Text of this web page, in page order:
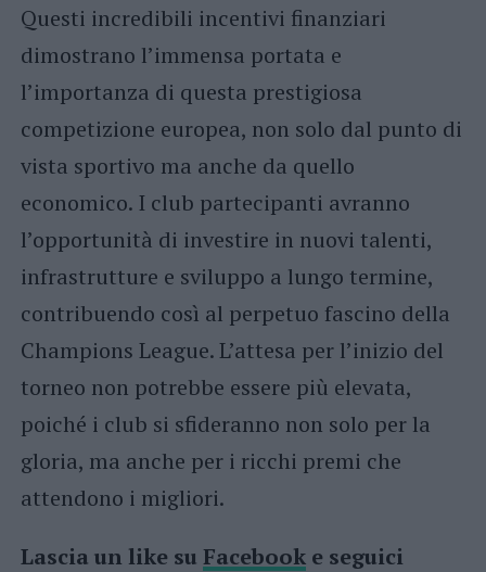
Questi incredibili incentivi finanziari
dimostrano l’immensa portata e
l’importanza di questa prestigiosa
competizione europea, non solo dal punto di
vista sportivo ma anche da quello
economico. I club partecipanti avranno
l’opportunità di investire in nuovi talenti,
infrastrutture e sviluppo a lungo termine,
contribuendo così al perpetuo fascino della
Champions League. L’attesa per l’inizio del
torneo non potrebbe essere più elevata,
poiché i club si sfideranno non solo per la
gloria, ma anche per i ricchi premi che
attendono i migliori.
Lascia un like su Facebooke seguici